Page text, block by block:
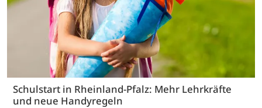
Schulstart in Rheinland-Pfalz: Mehr Lehrkräfte
und neue Handyregeln